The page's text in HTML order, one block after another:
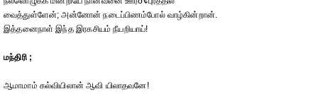
வைத்துள்ளேன்; அன்னோன் நடைப்பிணம்போல் வாழ்கின்றான்.
இத்தனைநாள் இந்த இரகசியம் நீயறியாய்!
மந்திரி ;
ஆமாமாம் கல்வியிலான் ஆவி யிலாதவனே!